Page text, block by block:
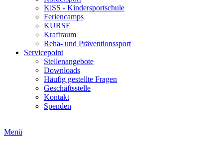
KiSS - Kindersportschule
Feriencamps
KURSE
Kraftraum
Reha- und Präventionssport
Servicepoint
Stellenangebote
Downloads
Häufig gestellte Fragen
Geschäftsstelle
Kontakt
Spenden
Menü